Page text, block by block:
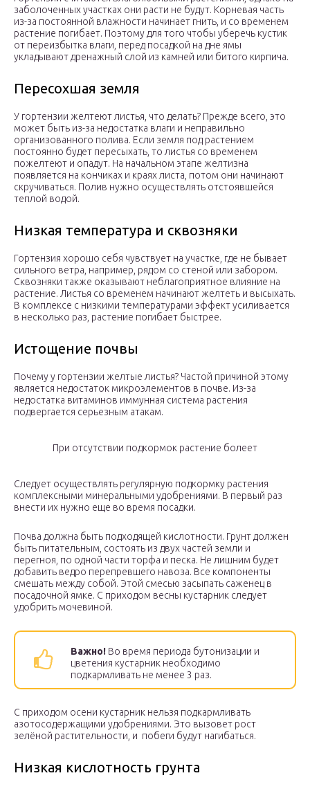
заболоченных участках они расти не будут. Корневая часть
из-за постоянной влажности начинает гнить, и со временем
растение погибает. Поэтому для того чтобы уберечь кустик
от переизбытка влаги, перед посадкой на дне ямы
укладывают дренажный слой из камней или битого кирпича.
Пересохшая земля
У гортензии желтеют листья, что делать? Прежде всего, это
может быть из-за недостатка влаги и неправильно
организованного полива. Если земля под растением
постоянно будет пересыхать, то листья со временем
пожелтеют и опадут. На начальном этапе желтизна
появляется на кончиках и краях листа, потом они начинают
скручиваться. Полив нужно осуществлять отстоявшейся
теплой водой.
Низкая температура и сквозняки
Гортензия хорошо себя чувствует на участке, где не бывает
сильного ветра, например, рядом со стеной или забором.
Сквозняки также оказывают неблагоприятное влияние на
растение. Листья со временем начинают желтеть и высыхать.
В комплексе с низкими температурами эффект усиливается
в несколько раз, растение погибает быстрее.
Истощение почвы
Почему у гортензии желтые листья? Частой причиной этому
является недостаток микроэлементов в почве. Из-за
недостатка витаминов иммунная система растения
подвергается серьезным атакам.
При отсутствии подкормок растение болеет
Следует осуществлять регулярную подкормку растения
комплексными минеральными удобрениями. В первый раз
внести их нужно еще во время посадки.
Почва должна быть подходящей кислотности. Грунт должен
быть питательным, состоять из двух частей земли и
перегноя, по одной части торфа и песка. Не лишним будет
добавить ведро перепревшего навоза. Все компоненты
смешать между собой. Этой смесью засыпать саженец в
посадочной ямке. С приходом весны кустарник следует
удобрить мочевиной.
Важно! Во время периода бутонизации и
цветения кустарник необходимо
подкармливать не менее 3 раз.
С приходом осени кустарник нельзя подкармливать
азотосодержащими удобрениями. Это вызовет рост
зелёной растительности, и ­ побеги будут нагибаться.
Низкая кислотность грунта